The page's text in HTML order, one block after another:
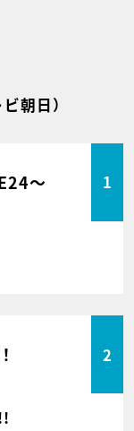
ビ朝日）
～ 1
2